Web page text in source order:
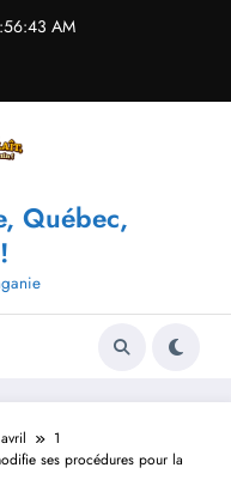
AM
Québec,
avril
1
ses procédures pour la